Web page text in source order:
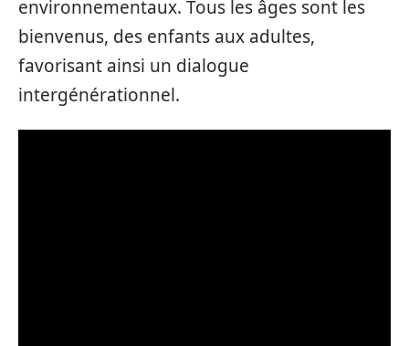
environnementaux. Tous les âges sont les
bienvenus, des enfants aux adultes,
favorisant ainsi un dialogue
intergénérationnel.